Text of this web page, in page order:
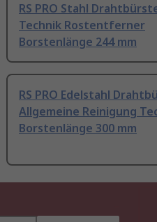
RS PRO Stahl
Technik Rostentferner
Borstenlänge 244 mm
RS PRO Edelstahl
Allgemeine Reinigung
Borstenlänge 300 mm